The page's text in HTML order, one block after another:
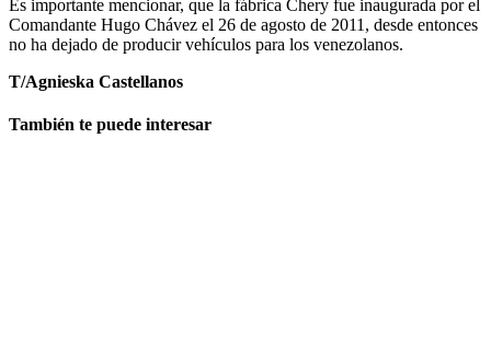
Es importante mencionar, que la fábrica Chery fue inaugurada por el
Comandante Hugo Chávez el 26 de agosto de 2011, desde entonces
no ha dejado de producir vehículos para los venezolanos.
T/Agnieska Castellanos
También te puede interesar